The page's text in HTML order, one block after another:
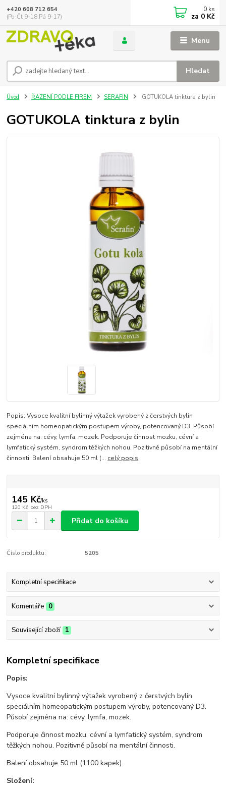
Menu
Hledat
+420 608 712 654
(Po-Čt 9-18,Pá 9-17)
0 ks
za 0 Kč
Úvod ŘAZENÍ PODLE FIREM SERAFIN GOTUKOLA tinktura z bylin
GOTUKOLA tinktura z bylin
Popis: Vysoce kvalitní bylinný výtažek vyrobený z čerstvých bylin
speciálním homeopatickým postupem výroby, potencovaný D3. Působí
zejména na: cévy, lymfa, mozek. Podporuje činnost mozku, cévní a
lymfatický systém, syndrom těžkých nohou. Pozitivně působí na mentální
činnosti. Balení obsahuje 50 ml (... celý popis
145 Kč/ks
120 Kč bez DPH
Přidat do košíku
Číslo produktu: 5205
Kompletní specifikace
Komentáře 0
Související zboží 1
Kompletní specifikace
Popis:
Vysoce kvalitní bylinný výtažek vyrobený z čerstvých bylin
speciálním homeopatickým postupem výroby, potencovaný D3.
Působí zejména na: cévy, lymfa, mozek.
Podporuje činnost mozku, cévní a lymfatický systém, syndrom
těžkých nohou. Pozitivně působí na mentální činnosti.
Balení obsahuje 50 ml (1100 kapek).
Složení: